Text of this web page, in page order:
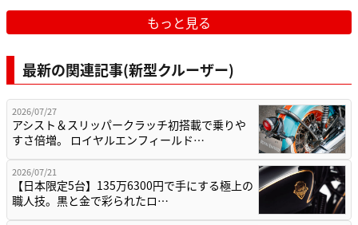
もっと見る
最新の関連記事(新型クルーザー)
2026/07/27
アシスト＆スリッパークラッチ初搭載で乗りや
すさ倍増。 ロイヤルエンフィールド…
2026/07/21
【日本限定5台】135万6300円で手にする極上の
職人技。黒と金で彩られたロ…